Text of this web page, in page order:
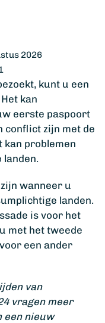
2026
kunt u een
kan
eerste paspoort
conflict zijn met de
kan problemen
landen.
wanneer u
landen.
is voor het
met het tweede
een ander
van
vragen meer
een nieuw